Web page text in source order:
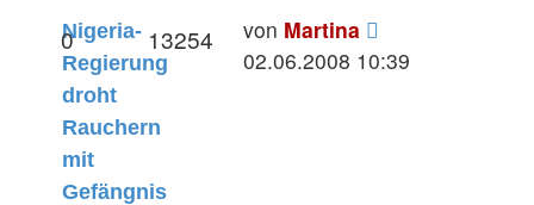
Nigeria-
Regierung
droht
Rauchern
mit
Gefängnis
0 13254 von Martina
02.06.2008 10:39